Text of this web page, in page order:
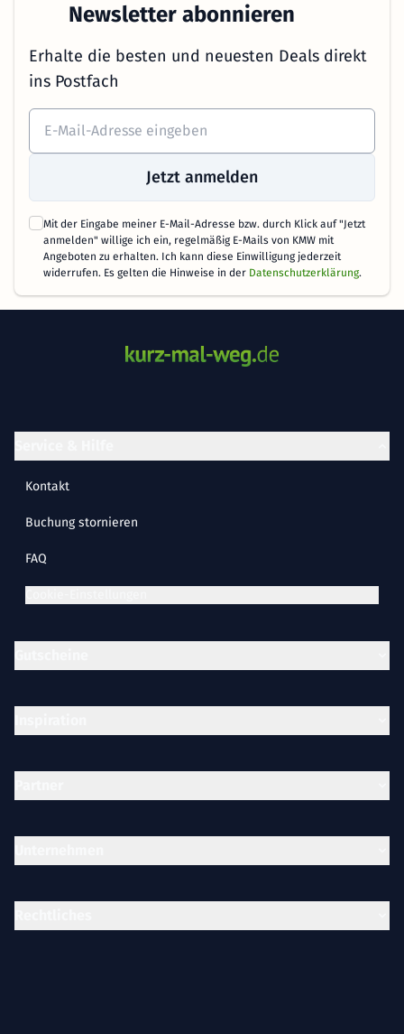
Newsletter abonnieren
Erhalte die besten und neuesten Deals direkt
ins Postfach
Jetzt anmelden
Mit der Eingabe meiner E-Mail-Adresse bzw. durch Klick auf "Jetzt
anmelden" willige ich ein, regelmäßig E-Mails von KMW mit
Angeboten zu erhalten. Ich kann diese Einwilligung jederzeit
widerrufen. Es gelten die Hinweise in der Datenschutzerklärung.
Kontakt
Buchung stornieren
FAQ